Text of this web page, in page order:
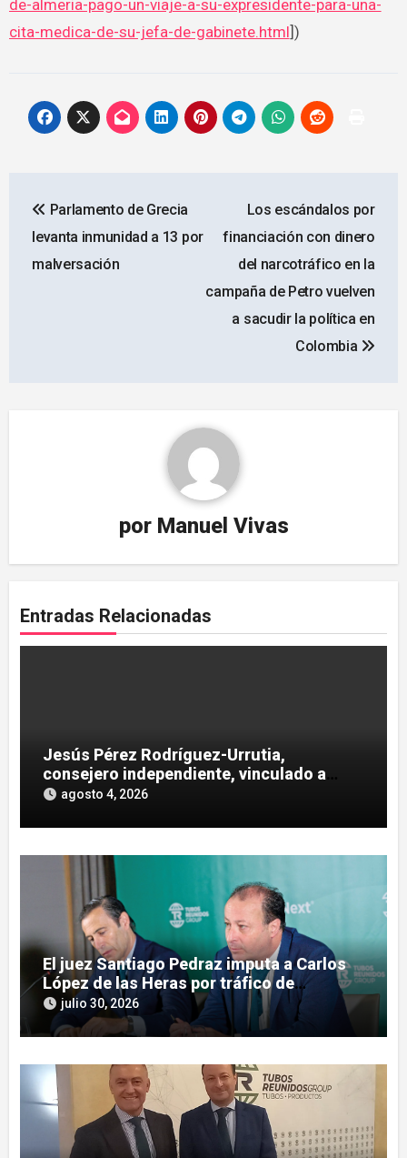
de-almeria-pago-un-viaje-a-su-expresidente-para-una-
cita-medica-de-su-jefa-de-gabinete.html])
de
entradas
Parlamento de Grecia
levanta inmunidad a 13 por
malversación
Los escándalos por
financiación con dinero
del narcotráfico en la
campaña de Petro vuelven
a sacudir la política en
Colombia
por Manuel Vivas
Entradas Relacionadas
Jesús Pérez Rodríguez-Urrutia,
consejero independiente, vinculado a
maniobras en el rescate de Tubos
agosto 4, 2026
El juez Santiago Pedraz imputa a Carlos
López de las Heras por tráfico de
influencias en el caso Leire
julio 30, 2026